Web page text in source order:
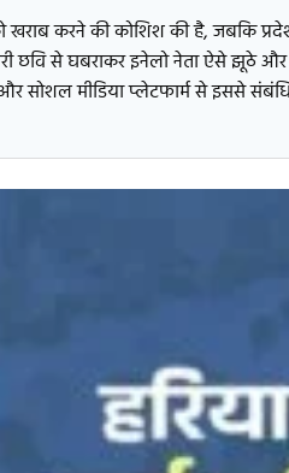
खराब करने की कोशिश की है, जबकि
छवि से घबराकर इनेलो नेता ऐसे झूठे
सोशल मीडिया प्लेटफार्म से इससे